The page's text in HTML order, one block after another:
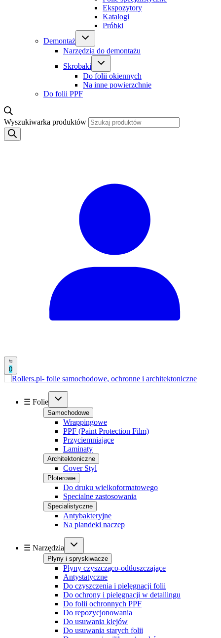
Ekspozytory
Katalogi
Próbki
Demontaż
Narzędzia do demontażu
Skrobaki
Do folii okiennych
Na inne powierzchnie
Do folii PPF
Wyszukiwarka produktów
0
☰ Folie
Samochodowe
Wrappingowe
PPF (Paint Protection Film)
Przyciemniające
Laminaty
Architektoniczne
Cover Styl
Ploterowe
Do druku wielkoformatowego
Specialne zastosowania
Specialistyczne
Antybakteryjne
Na plandeki naczep
☰ Narzędzia
Płyny i spryskiwacze
Płyny czyszcząco-odtłuszczające
Antystatyczne
Do czyszczenia i pielęgnacji folii
Do ochrony i pielęgnacji w detailingu
Do folii ochronnych PPF
Do repozycjonowania
Do usuwania klejów
Do usuwania starych folii